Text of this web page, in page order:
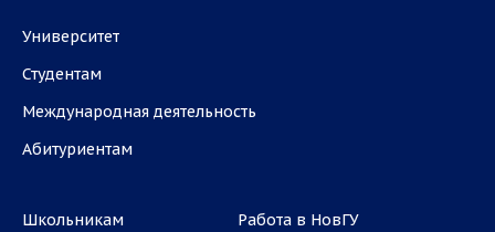
Университет
Студентам
Международная деятельность
Абитуриентам
Школьникам
Работа в НовГУ